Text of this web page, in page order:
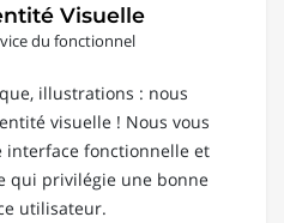
Visuelle
du fonctionnel
illustrations : nous
visuelle ! Nous vous
interface fonctionnelle et
qui privilégie une bonne
utilisateur.